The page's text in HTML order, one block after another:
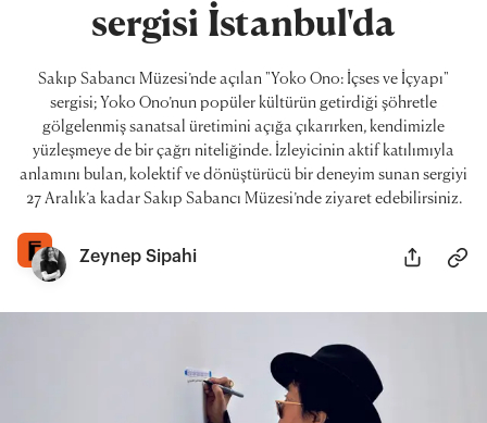
sergisi İstanbul'da
Sakıp Sabancı Müzesi’nde açılan "Yoko Ono: İçses ve İçyapı"
sergisi; Yoko Ono’nun popüler kültürün getirdiği şöhretle
gölgelenmiş sanatsal üretimini açığa çıkarırken, kendimizle
yüzleşmeye de bir çağrı niteliğinde. İzleyicinin aktif katılımıyla
anlamını bulan, kolektif ve dönüştürücü bir deneyim sunan sergiyi
27 Aralık’a kadar Sakıp Sabancı Müzesi’nde ziyaret edebilirsiniz.
Zeynep Sipahi